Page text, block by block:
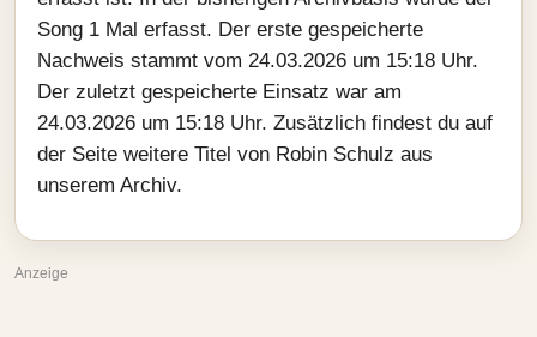
Song 1 Mal erfasst. Der erste gespeicherte
Nachweis stammt vom 24.03.2026 um 15:18 Uhr.
Der zuletzt gespeicherte Einsatz war am
24.03.2026 um 15:18 Uhr. Zusätzlich findest du auf
der Seite weitere Titel von Robin Schulz aus
unserem Archiv.
Anzeige